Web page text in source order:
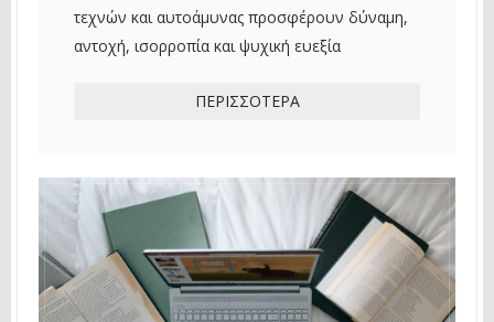
τεχνών και αυτοάμυνας προσφέρουν δύναμη,
αντοχή, ισορροπία και ψυχική ευεξία
ΠΕΡΙΣΣΌΤΕΡΑ